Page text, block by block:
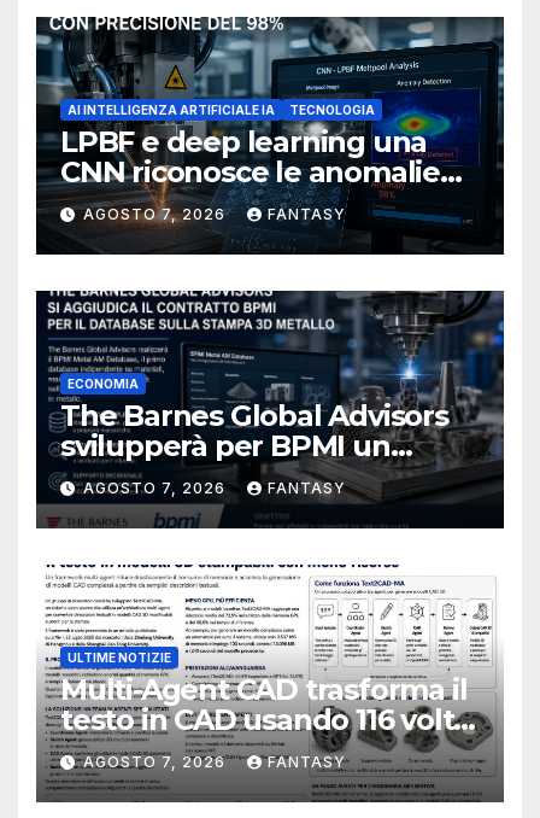
AI INTELLIGENZA ARTIFICIALE IA TECNOLOGIA
LPBF e deep learning una
CNN riconosce le anomalie
del bagno di fusione
AGOSTO 7, 2026 FANTASY
ECONOMIA
The Barnes Global Advisors
svilupperà per BPMI un
database per la stampa 3D
metallica destinata alla filiera
navale statunitense
AGOSTO 7, 2026 FANTASY
ULTIME NOTIZIE
Multi-Agent CAD trasforma il
testo in CAD usando 116 volte
meno token
AGOSTO 7, 2026 FANTASY